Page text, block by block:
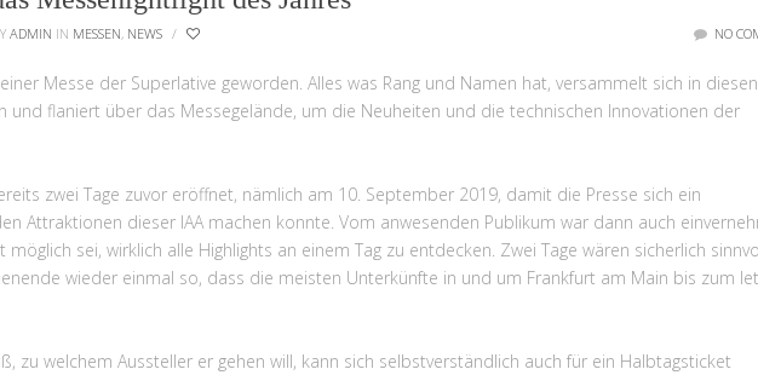
ADMIN IN MESSEN, NEWS / NO
Messe der Superlative geworden. Alles was Rang und Namen hat, versammelt sich in diesen
und flaniert über das Messegelände, um die Neuheiten und die technischen Innovationen der
zwei Tage zuvor eröffnet, nämlich am 10. September 2019, damit die Presse sich ein
Attraktionen dieser IAA machen konnte. Vom anwesenden Publikum war dann auch
möglich sei, wirklich alle Highlights an einem Tag zu entdecken. Zwei Tage wären sicherlich
wieder einmal so, dass die meisten Unterkünfte in und um Frankfurt am Main bis zum
zu welchem Aussteller er gehen will, kann sich selbstverständlich auch für ein Halbtagsticket